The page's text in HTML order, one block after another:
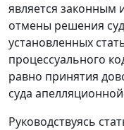
является законным
отмены решения
установленных
процессуального
равно принятия
суда
Руководствуясь